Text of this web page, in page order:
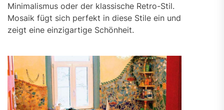
Minimalismus oder der klassische Retro-Stil.
Mosaik fügt sich perfekt in diese Stile ein und
zeigt eine einzigartige Schönheit.